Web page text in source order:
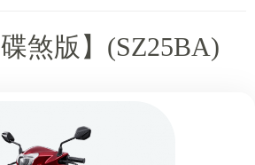
煞版】(SZ25BA)